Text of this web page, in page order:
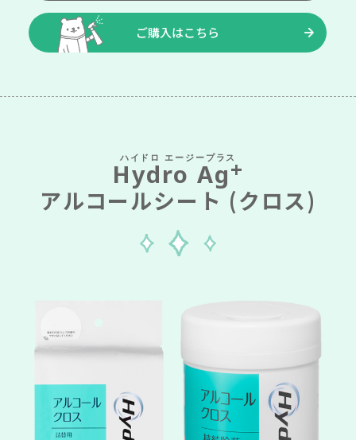
ご購入はこちら
Hydro Ag+
アルコールシート (クロス)